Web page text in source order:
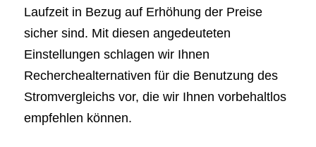
Laufzeit in Bezug auf Erhöhung der Preise
sicher sind. Mit diesen angedeuteten
Einstellungen schlagen wir Ihnen
Recherchealternativen für die Benutzung des
Stromvergleichs vor, die wir Ihnen vorbehaltlos
empfehlen können.